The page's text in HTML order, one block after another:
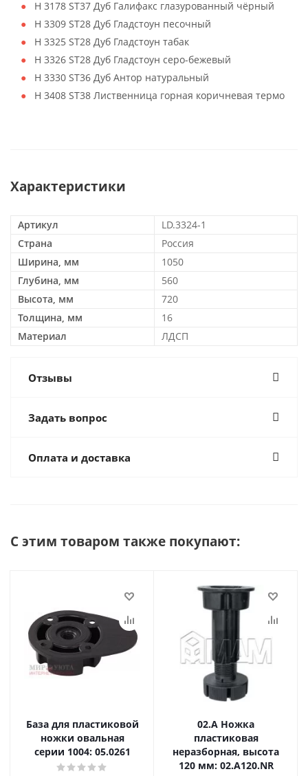
H 3178 ST37 Дуб Галифакс глазурованный чёрный
H 3309 ST28 Дуб Гладстоун песочный
H 3325 ST28 Дуб Гладстоун табак
H 3326 ST28 Дуб Гладстоун серо-бежевый
H 3330 ST36 Дуб Антор натуральный
H 3408 ST38 Лиственница горная коричневая термо
Характеристики
Артикул
LD.3324-1
Страна
Россия
Ширина, мм
1050
Глубина, мм
560
Высота, мм
720
Толщина, мм
16
Материал
ЛДСП
Отзывы
Задать вопрос
Оплата и доставка
С этим товаром также покупают:
База для пластиковой
ножки овальная
серии 1004: 05.0261
02.А Ножка
пластиковая
неразборная, высота
120 мм: 02.A120.NR